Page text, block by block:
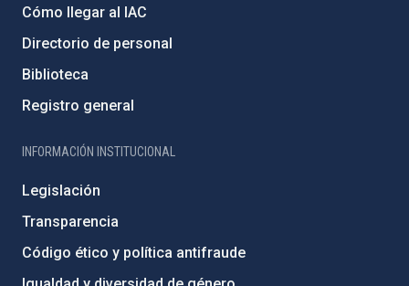
Cómo llegar al IAC
Directorio de personal
Biblioteca
Registro general
INFORMACIÓN INSTITUCIONAL
Legislación
Transparencia
Código ético y política antifraude